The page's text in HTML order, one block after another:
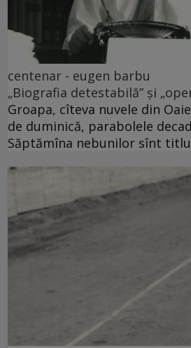
centenar - eugen barbu
„Biografia detestabilă” și
Groapa, cîteva nuvele din
de duminică, parabolele
Săptămîna nebunilor sînt